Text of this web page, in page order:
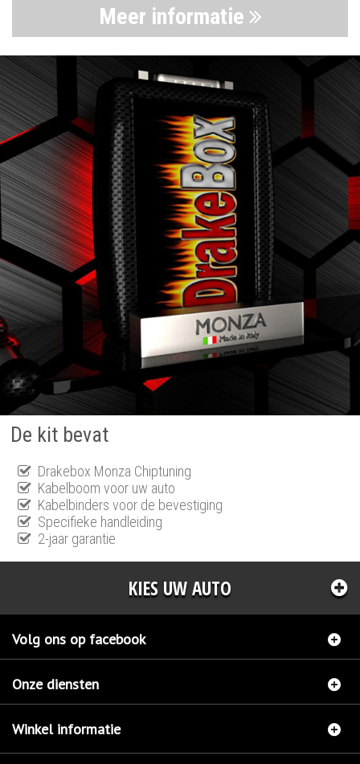
Meer informatie
De kit bevat
Drakebox Monza Chiptuning
Kabelboom voor uw auto
Kabelbinders voor de bevestiging
Specifieke handleiding
2-jaar garantie
KIES UW AUTO
Volg ons op facebook
Onze diensten
Winkel informatie